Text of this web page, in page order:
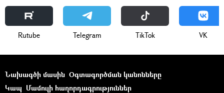
Rutube Telegram ТikТоk VK
Նախագծի մասին Օգտագործման կանոնները
Կապ Մամուլի հաղորդագրություններ